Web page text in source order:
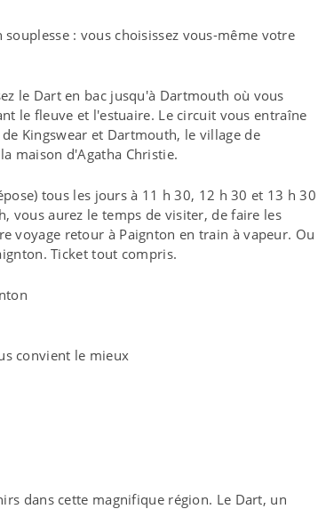
: vous choisissez vous-même votre
le Dart en bac jusqu'à Dartmouth où vous
le fleuve et l'estuaire. Le circuit vous entraîne
Kingswear et Dartmouth, le village de
maison d'Agatha Christie.
tous les jours à 11 h 30, 12 h 30 et 13 h 30
vous aurez le temps de visiter, de faire les
voyage retour à Paignton en train à vapeur. Ou
Ticket tout compris.
convient le mieux
dans cette magnifique région. Le Dart, un